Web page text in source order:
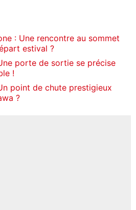
: Une rencontre au sommet
estival ?
porte de sortie se précise
!
point de chute prestigieux
?